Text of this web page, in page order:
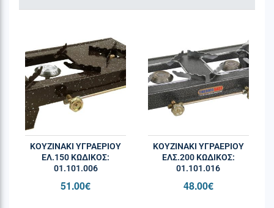
ΚΟΥΖΙΝΑΚΙ ΥΓΡΑΕΡΙΟΥ
ΕΛ.150 ΚΩΔΙΚΌΣ:
01.101.006
51.00€
ΚΟΥΖΙΝΑΚΙ ΥΓΡΑΕΡΙΟΥ
ΕΛΣ.200 ΚΩΔΙΚΌΣ:
01.101.016
48.00€